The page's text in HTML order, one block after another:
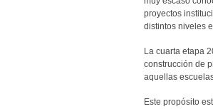
proyectos
distintos niveles
La cuarta etapa
construcción de
aquellas
Este propósito